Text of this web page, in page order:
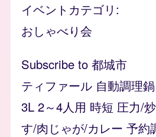
イベントカテゴリ
おしゃべり会
Subscribe to 都城市
ティファール 自動調理
3L 2～4人用 時短 圧力/
す/肉じゃが/カレー 予約